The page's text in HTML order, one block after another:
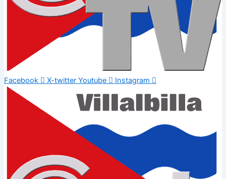
Facebook X-twitter Youtube Instagram